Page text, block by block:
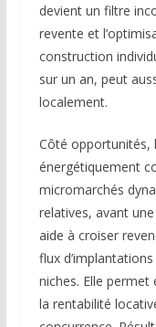
devient un filtre
revente et
construction
sur un an, peut
localement.
Côté opportunités,
énergétiquement
micromarchés
relatives, avant
aide à croiser
flux
niches. Elle permet
la rentabilité